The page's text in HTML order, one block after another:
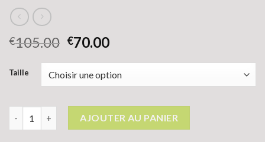
€105.00 €70.00
Taille
quantité de doudoune femme hiver
AJOUTER AU PANIER